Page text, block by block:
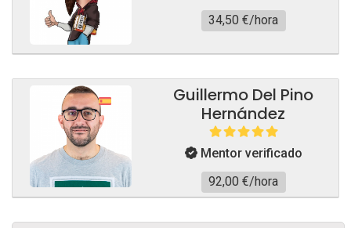
34,50 €/hora
Guillermo Del Pino
Hernández
Mentor verificado
92,00 €/hora